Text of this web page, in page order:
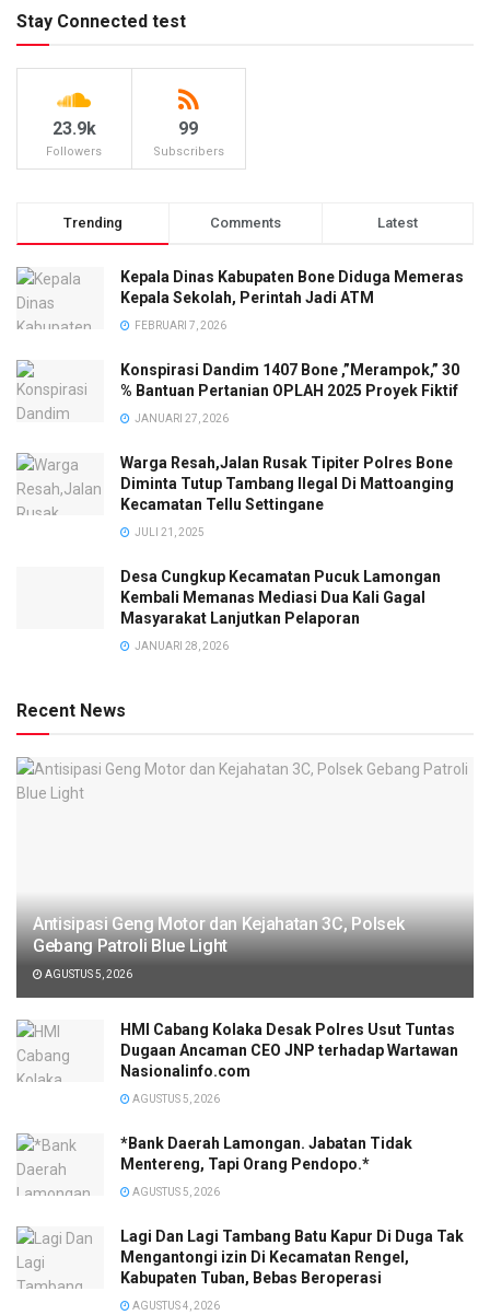
Stay Connected test
23.9k
Followers
99
Subscribers
Trending Comments Latest
Kepala Dinas Kabupaten Bone Diduga Memeras
Kepala Sekolah, Perintah Jadi ATM
FEBRUARI 7, 2026
Konspirasi Dandim 1407 Bone ,”Merampok,” 30
% Bantuan Pertanian OPLAH 2025 Proyek Fiktif
JANUARI 27, 2026
Warga Resah,Jalan Rusak Tipiter Polres Bone
Diminta Tutup Tambang Ilegal Di Mattoanging
Kecamatan Tellu Settingane
JULI 21, 2025
Desa Cungkup Kecamatan Pucuk Lamongan
Kembali Memanas Mediasi Dua Kali Gagal
Masyarakat Lanjutkan Pelaporan
JANUARI 28, 2026
Recent News
Antisipasi Geng Motor dan Kejahatan 3C, Polsek
Gebang Patroli Blue Light
AGUSTUS 5, 2026
HMI Cabang Kolaka Desak Polres Usut Tuntas
Dugaan Ancaman CEO JNP terhadap Wartawan
Nasionalinfo.com
AGUSTUS 5, 2026
*Bank Daerah Lamongan. Jabatan Tidak
Mentereng, Tapi Orang Pendopo.*
AGUSTUS 5, 2026
Lagi Dan Lagi Tambang Batu Kapur Di Duga Tak
Mengantongi izin Di Kecamatan Rengel,
Kabupaten Tuban, Bebas Beroperasi
AGUSTUS 4, 2026